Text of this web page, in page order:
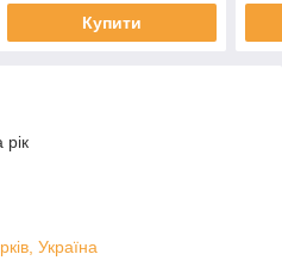
Купити
рік
Україна